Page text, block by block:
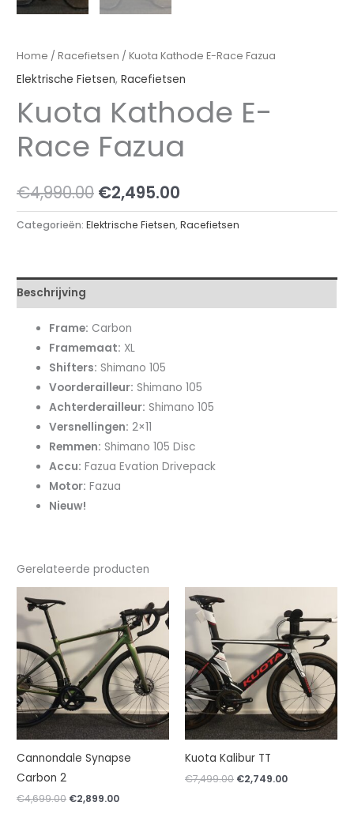
Home /Racefietsen / Kuota Kathode E-Race Fazua
Elektrische Fietsen,Racefietsen
Kuota Kathode E-
Race Fazua
€4,990.00 Oorspronkelijke
prijs
€4,990.00.
€2,495.00
prijs
€2,495.00.
Categorieën:Elektrische Fietsen,Racefietsen
Beschrijving
Frame: Carbon
Framemaat: XL
Shifters: Shimano 105
Voorderailleur: Shimano 105
Achterderailleur: Shimano 105
Versnellingen: 2×11
Remmen: Shimano 105 Disc
Accu: Fazua Evation Drivepack
Motor: Fazua
Nieuw!
Gerelateerde producten
Cannondale Synapse
Carbon 2
€4,699.00 Oorspronkelijke
€2,899.00Huidige
Kuota Kalibur TT
€7,499.00 Oorspronkelijke
€2,749.00Huidige